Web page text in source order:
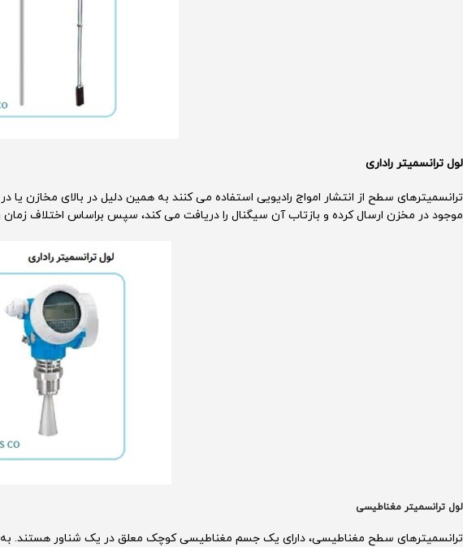
لول ترانسمیتر راداری
ترانسمیترهای سطح از انتشار امواج رادیویی استفاده می کنند به همین دلیل در بالای مخازن یا
موجود در مخزن ارسال کرده و بازتاب آن سیگنال را دریافت می کند، سپس براساس اختلاف
لول ترانسمیتر مغناطیسی
ترانسمیترهای سطح مغناطیسی، دارای یک جسم مغناطیسی کوچک معلق در یک شناور هستند.